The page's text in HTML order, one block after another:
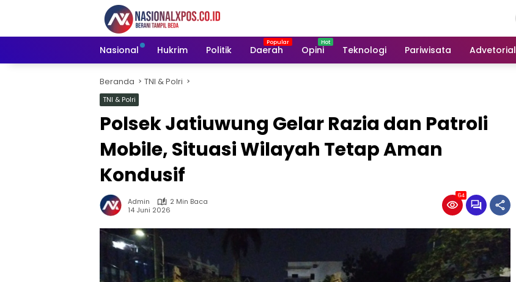
Nasional
Hukrim Politik Daerah Opini Teknologi Pariwisata Advetorial
Beranda TNI & Polri
TNI & Polri
Polsek Jatiuwung Gelar Razia dan Patroli
Mobile, Situasi Wilayah Tetap Aman
Kondusif
Admin
2 Min Baca
14 Juni 2026
64